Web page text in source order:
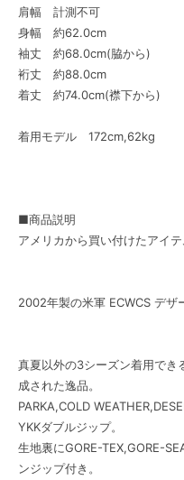
肩幅 計測不可
身幅 約62.0cm
袖丈 約68.0cm(脇から)
裄丈 約88.0cm
着丈 約74.0cm(襟下から)
着用モデル 172cm,62kg
■商品説明
アメリカから買い付けたアイテ
2002年製の米軍 ECWCS デザ
真夏以外の3シーズン着用でき
成された逸品。
PARKA,COLD
YKKダブルジップ。
生地裏にGORE-TEX,GORE-
ンジップ付き。